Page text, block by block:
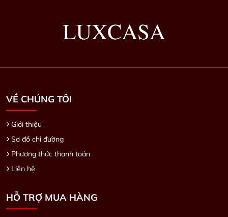
VỀ CHÚNG TÔI
Giới thiệu
Sơ đồ chỉ đường
Phương thức thanh toán
Liên hệ
HỖ TRỢ MUA HÀNG